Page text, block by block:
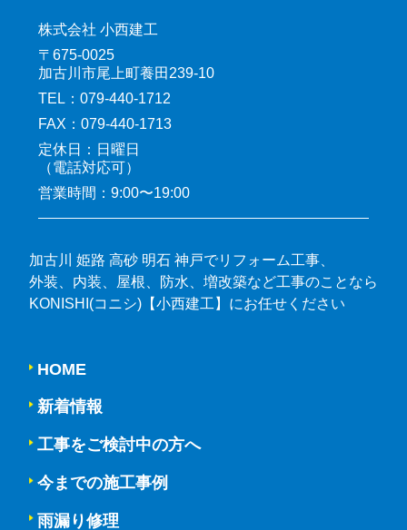
株式会社 小西建工
〒675-0025
加古川市尾上町養田239-10
TEL：079-440-1712
FAX：079-440-1713
定休日：日曜日
（電話対応可）
営業時間：9:00〜19:00
加古川 姫路 高砂 明石 神戸でリフォーム工事、
外装、内装、屋根、防水、増改築など工事のことなら
KONISHI(コニシ)【小西建工】にお任せください
HOME
新着情報
工事をご検討中の方へ
今までの施工事例
雨漏り修理